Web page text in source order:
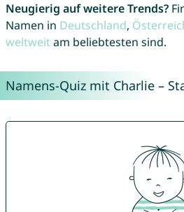
Neugierig auf weitere Trends?
Namen in Deutschland,
weltweitam beliebtesten sind.
Namens-Quiz mit Charlie –